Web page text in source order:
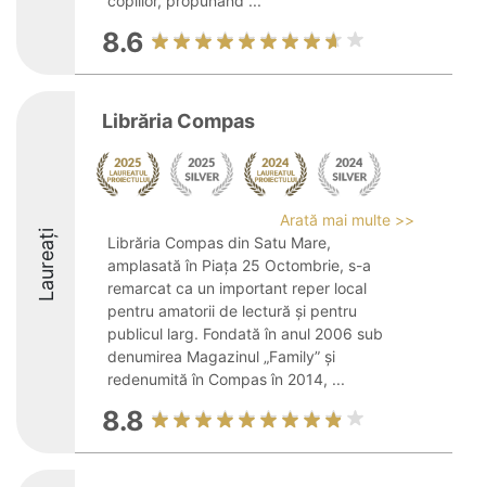
8.6
Laureați
Librăria Compas
Arată mai multe >>
Librăria Compas din Satu Mare,
amplasată în Piața 25 Octombrie, s-a
remarcat ca un important reper local
pentru amatorii de lectură și pentru
publicul larg. Fondată în anul 2006 sub
denumirea Magazinul „Family” și
redenumită în Compas în 2014, ...
8.8